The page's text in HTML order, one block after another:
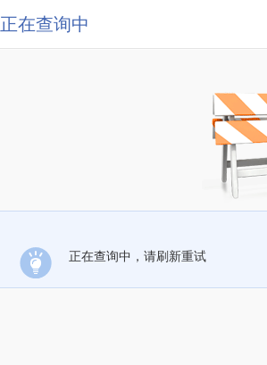
正在查询中
正在查询中，请刷新重试